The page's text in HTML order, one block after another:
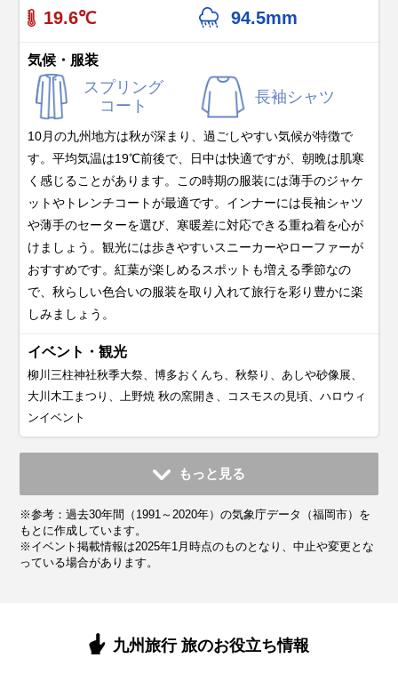
19.6℃ 94.5mm
気候・服装
スプリング
コート
長袖シャツ
10月の九州地方は秋が深まり、過ごしやすい気候が特徴で
す。平均気温は19℃前後で、日中は快適ですが、朝晩は肌寒
く感じることがあります。この時期の服装には薄手のジャケ
ットやトレンチコートが最適です。インナーには長袖シャツ
や薄手のセーターを選び、寒暖差に対応できる重ね着を心が
けましょう。観光には歩きやすいスニーカーやローファーが
おすすめです。紅葉が楽しめるスポットも増える季節なの
で、秋らしい色合いの服装を取り入れて旅行を彩り豊かに楽
しみましょう。
イベント・観光
柳川三柱神社秋季大祭、博多おくんち、秋祭り、あしや砂像展、
大川木工まつり、上野焼 秋の窯開き、コスモスの見頃、ハロウィ
ンイベント
11月
平均気温・降水量
14.2℃ 91.4mm
気候・服装
11月の九州地方は秋が深まり、紅葉が美しい観光シーズンと
12月
平均気温・降水量
9.1℃ 67.5mm
気候・服装
12月の九州地方は冬の寒さが本格化し、平均気温は約9℃、
1月
平均気温・降水量
6.9℃ 74.4mm
気候・服装
1月の九州地方は冬の真っ只中で、平均気温は約7℃、最低気
2月
平均気温・降水量
7.8℃ 69.8mm
気候・服装
2月の九州地方も冬らしい寒さが続きますが、少しずつ日差
3月
平均気温・降水量
10.8℃ 103.7mm
気候・服装
3月の九州地方は春の訪れを感じる季節で、平均気温は10℃
4月
平均気温・降水量
15.4℃ 118.2mm
気候・服装
4月の九州地方は春本番で、桜が満開となる絶好の観光シー
5月
平均気温・降水量
19.9℃ 133.7mm
気候・服装
5月の九州地方は初夏の爽やかな気候で、観光にも最適な季
6月
平均気温・降水量
23.3℃ 249.6mm
気候・服装
6月の九州地方は梅雨の時期に入り、雨の日が多くなりま
7月
平均気温・降水量
27.4℃ 299.1mm
気候・服装
7月の九州地方は本格的な夏の暑さが始まり、平均気温は
もっと見る
※参考：過去30年間（1991～2020年）の気象庁データ（福岡市）を
もとに作成しています。
※イベント掲載情報は2025年1月時点のものとなり、中止や変更とな
っている場合があります。
九州旅行 旅のお役立ち情報